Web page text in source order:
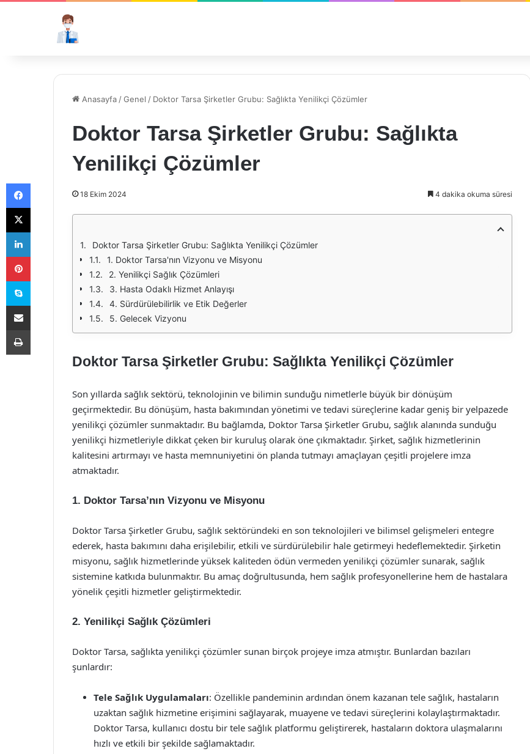
Anasayfa /Genel / Doktor Tarsa Şirketler Grubu: Sağlıkta Yenilikçi Çözümler
Doktor Tarsa Şirketler Grubu: Sağlıkta
Yenilikçi Çözümler
18 Ekim 2024 4 dakika okuma süresi
Doktor Tarsa Şirketler Grubu: Sağlıkta Yenilikçi Çözümler
1. Doktor Tarsa'nın Vizyonu ve Misyonu
2. Yenilikçi Sağlık Çözümleri
3. Hasta Odaklı Hizmet Anlayışı
4. Sürdürülebilirlik ve Etik Değerler
5. Gelecek Vizyonu
Doktor Tarsa Şirketler Grubu: Sağlıkta Yenilikçi Çözümler
Son yıllarda sağlık sektörü, teknolojinin ve bilimin sunduğu nimetlerle büyük bir dönüşüm
geçirmektedir. Bu dönüşüm, hasta bakımından yönetimi ve tedavi süreçlerine kadar geniş bir yelpazede
yenilikçi çözümler sunmaktadır. Bu bağlamda, Doktor Tarsa Şirketler Grubu, sağlık alanında sunduğu
yenilikçi hizmetleriyle dikkat çeken bir kuruluş olarak öne çıkmaktadır. Şirket, sağlık hizmetlerinin
kalitesini artırmayı ve hasta memnuniyetini ön planda tutmayı amaçlayan çeşitli projelere imza
atmaktadır.
1. Doktor Tarsa’nın Vizyonu ve Misyonu
Doktor Tarsa Şirketler Grubu, sağlık sektöründeki en son teknolojileri ve bilimsel gelişmeleri entegre
ederek, hasta bakımını daha erişilebilir, etkili ve sürdürülebilir hale getirmeyi hedeflemektedir. Şirketin
misyonu, sağlık hizmetlerinde yüksek kaliteden ödün vermeden yenilikçi çözümler sunarak, sağlık
sistemine katkıda bulunmaktır. Bu amaç doğrultusunda, hem sağlık profesyonellerine hem de hastalara
yönelik çeşitli hizmetler geliştirmektedir.
2. Yenilikçi Sağlık Çözümleri
Doktor Tarsa, sağlıkta yenilikçi çözümler sunan birçok projeye imza atmıştır. Bunlardan bazıları
şunlardır:
Tele Sağlık Uygulamaları: Özellikle pandeminin ardından önem kazanan tele sağlık, hastaların
uzaktan sağlık hizmetine erişimini sağlayarak, muayene ve tedavi süreçlerini kolaylaştırmaktadır.
Doktor Tarsa, kullanıcı dostu bir tele sağlık platformu geliştirerek, hastaların doktora ulaşmalarını
hızlı ve etkili bir şekilde sağlamaktadır.
Facebook
X
LinkedIn
Pinterest
Skype
E-Posta ile paylaş